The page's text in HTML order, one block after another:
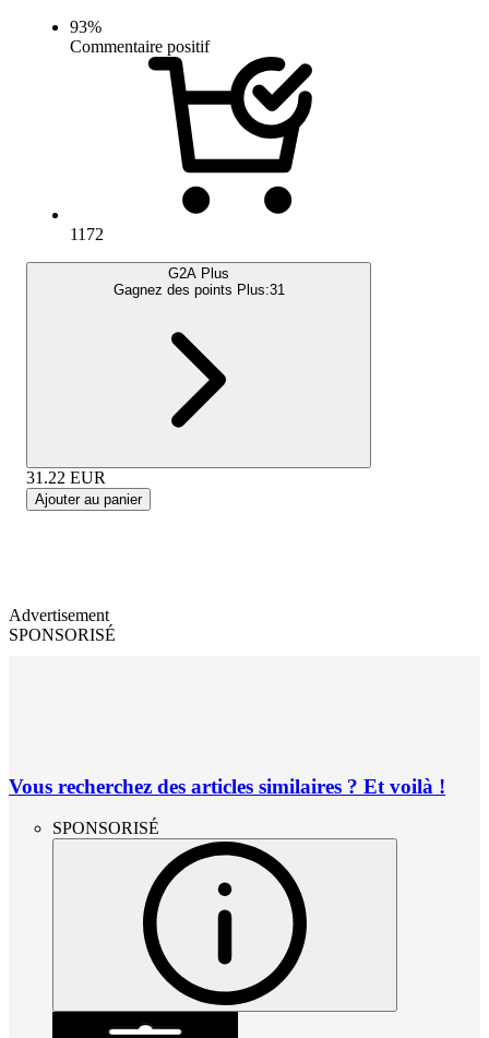
93%
Commentaire positif
1172
G2A Plus
Gagnez des points Plus:31
31.22 EUR
Ajouter au panier
Advertisement
SPONSORISÉ
Vous recherchez des articles similaires ? Et voilà !
SPONSORISÉ